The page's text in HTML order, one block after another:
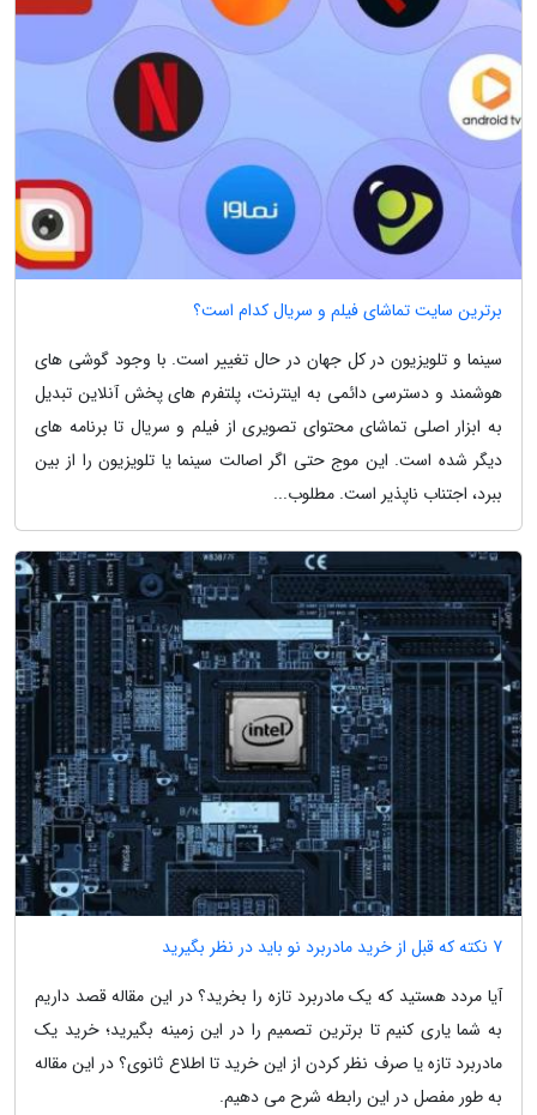
برترین سایت تماشای فیلم و سریال کدام است؟
سینما و تلویزیون در کل جهان در حال تغییر است. با وجود گوشی های
هوشمند و دسترسی دائمی به اینترنت، پلتفرم های پخش آنلاین تبدیل
به ابزار اصلی تماشای محتوای تصویری از فیلم و سریال تا برنامه های
دیگر شده است. این موج حتی اگر اصالت سینما یا تلویزیون را از بین
ببرد، اجتناب ناپذیر است. مطلوب...
7 نکته که قبل از خرید مادربرد نو باید در نظر بگیرید
آیا مردد هستید که یک مادربرد تازه را بخرید؟ در این مقاله قصد داریم
به شما یاری کنیم تا برترین تصمیم را در این زمینه بگیرید؛ خرید یک
مادربرد تازه یا صرف نظر کردن از این خرید تا اطلاع ثانوی؟ در این مقاله
به طور مفصل در این رابطه شرح می دهیم.